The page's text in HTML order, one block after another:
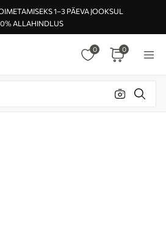
1–3 PÄEVA JOOKSUL
ALLAHINDLUS
0 0